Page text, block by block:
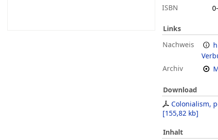
ISBN
Links
Nachweis
Archiv
Download
Colonialism,
[155,82 kb]
Inhalt